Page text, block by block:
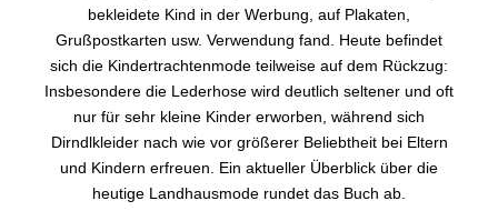
bekleidete Kind in der Werbung, auf Plakaten,
Grußpostkarten usw. Verwendung fand. Heute befindet
sich die Kindertrachtenmode teilweise auf dem Rückzug:
Insbesondere die Lederhose wird deutlich seltener und oft
nur für sehr kleine Kinder erworben, während sich
Dirndlkleider nach wie vor größerer Beliebtheit bei Eltern
und Kindern erfreuen. Ein aktueller Überblick über die
heutige Landhausmode rundet das Buch ab.